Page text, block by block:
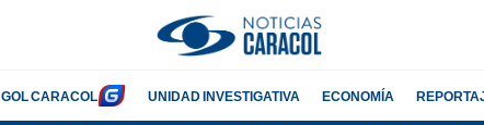
GOL CARACOL UNIDAD INVESTIGATIVA ECONOMÍA